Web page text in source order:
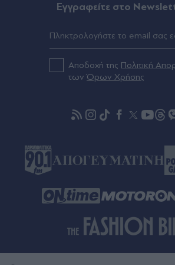
κινητοποίηση της Πυροσβεστικής
Πριν 59 λεπτά
Μάριος Ηλιόπουλος σε Πήλιο:
σπαθί σου μια θέση στην ΑΕΚ"
Eγγραφείτε στο
Αποδοχή της Πολιτική
τωνΌρων Χρήσης